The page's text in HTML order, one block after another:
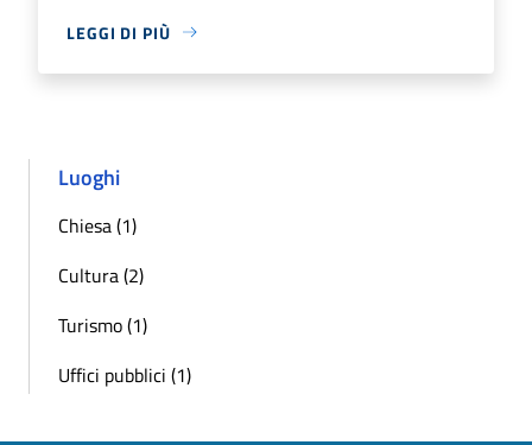
LEGGI DI PIÙ
Luoghi
Chiesa (1)
Cultura (2)
Turismo (1)
Uffici pubblici (1)